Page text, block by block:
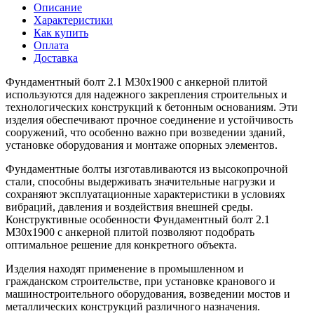
Описание
Характеристики
Как купить
Оплата
Доставка
Фундаментный болт 2.1 М30х1900 с анкерной плитой
используются для надежного закрепления строительных и
технологических конструкций к бетонным основаниям. Эти
изделия обеспечивают прочное соединение и устойчивость
сооружений, что особенно важно при возведении зданий,
установке оборудования и монтаже опорных элементов.
Фундаментные болты изготавливаются из высокопрочной
стали, способны выдерживать значительные нагрузки и
сохраняют эксплуатационные характеристики в условиях
вибраций, давления и воздействия внешней среды.
Конструктивные особенности Фундаментный болт 2.1
М30х1900 с анкерной плитой позволяют подобрать
оптимальное решение для конкретного объекта.
Изделия находят применение в промышленном и
гражданском строительстве, при установке кранового и
машиностроительного оборудования, возведении мостов и
металлических конструкций различного назначения.